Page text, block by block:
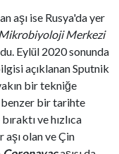
aşı ise Rusya'da yer
Merkezi
Eylül 2020 sonunda
açıklanan Sputnik
bir tekniğe
benzer bir tarihte
ve hızlıca
olan ve Çin